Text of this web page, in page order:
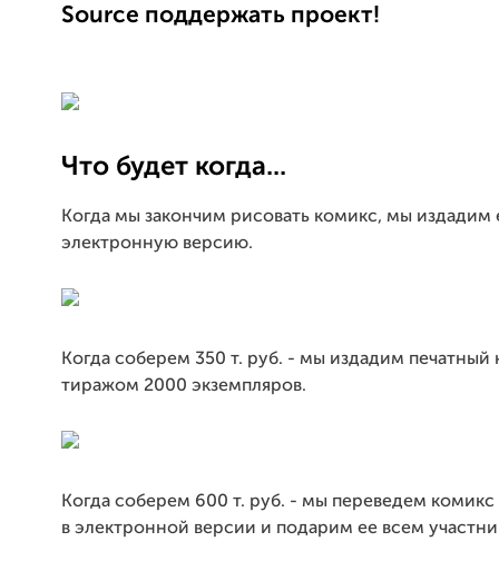
Source поддержать проект!
Что будет когда...
Когда мы закончим рисовать комикс, мы издадим
электронную версию.
Когда соберем 350 т. руб. - мы издадим печатный
тиражом 2000 экземпляров.
Когда соберем 600 т. руб. - мы переведем комикс
в электронной версии и подарим ее всем